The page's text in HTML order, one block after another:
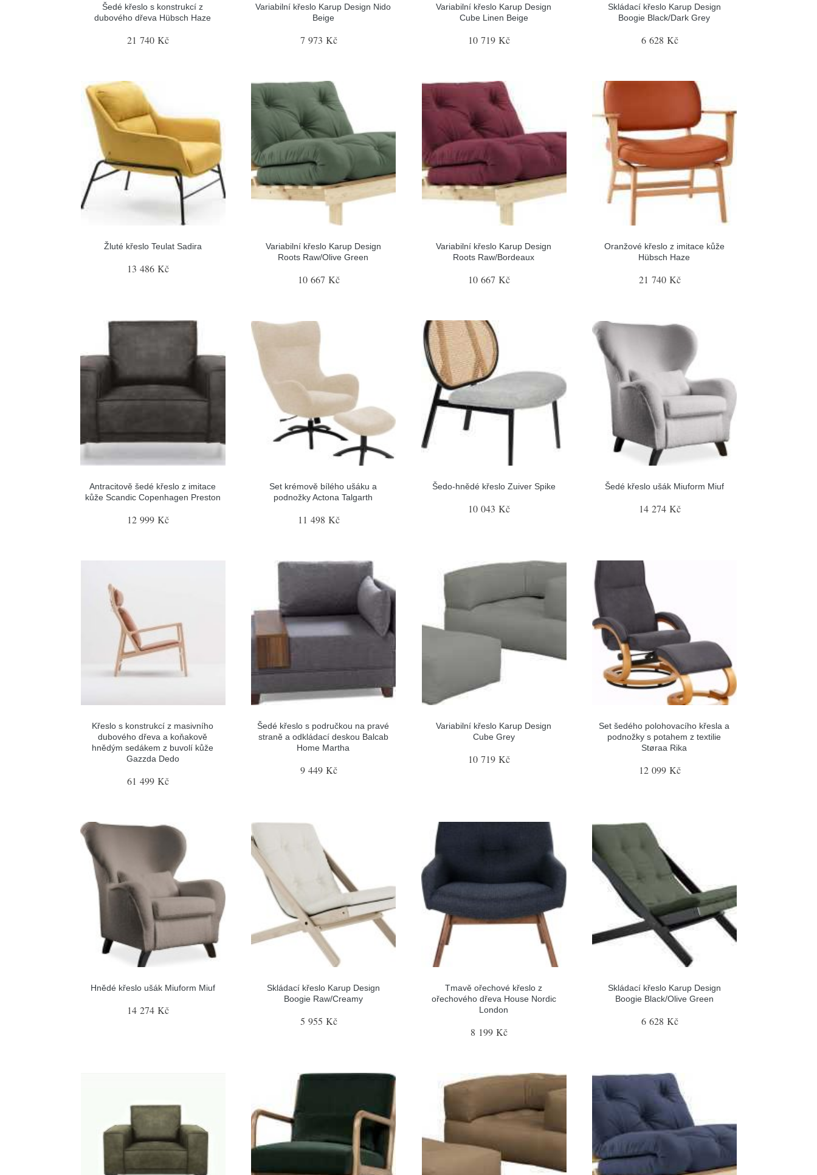
Šedé křeslo s konstrukcí z
dubového dřeva Hübsch Haze
21 740 Kč
Variabilní křeslo Karup Design Nido
Beige
7 973 Kč
Variabilní křeslo Karup Design
Cube Linen Beige
10 719 Kč
Skládací křeslo Karup Design
Boogie Black/Dark Grey
6 628 Kč
Žluté křeslo Teulat Sadira
13 486 Kč
Variabilní křeslo Karup Design
Roots Raw/Olive Green
10 667 Kč
Variabilní křeslo Karup Design
Roots Raw/Bordeaux
10 667 Kč
Oranžové křeslo z imitace kůže
Hübsch Haze
21 740 Kč
Antracitově šedé křeslo z imitace
kůže Scandic Copenhagen Preston
12 999 Kč
Set krémově bílého ušáku a
podnožky Actona Talgarth
11 498 Kč
Šedo-hnědé křeslo Zuiver Spike
10 043 Kč
Šedé křeslo ušák Miuform Miuf
14 274 Kč
Křeslo s konstrukcí z masivního
dubového dřeva a koňakově
hnědým sedákem z buvolí kůže
Gazzda Dedo
61 499 Kč
Šedé křeslo s područkou na pravé
straně a odkládací deskou Balcab
Home Martha
9 449 Kč
Variabilní křeslo Karup Design
Cube Grey
10 719 Kč
Set šedého polohovacího křesla a
podnožky s potahem z textilie
Støraa Rika
12 099 Kč
Hnědé křeslo ušák Miuform Miuf
14 274 Kč
Skládací křeslo Karup Design
Boogie Raw/Creamy
5 955 Kč
Tmavě ořechové křeslo z
ořechového dřeva House Nordic
London
8 199 Kč
Skládací křeslo Karup Design
Boogie Black/Olive Green
6 628 Kč